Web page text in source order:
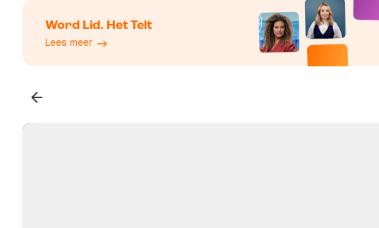
Word Lid. Het Telt
Lees meer